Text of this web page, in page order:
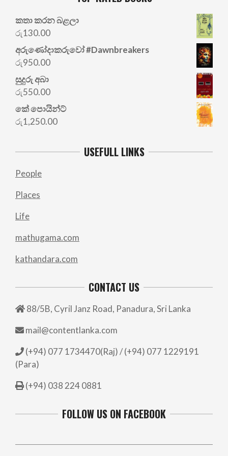
කතා කරන බළලා
රු130.00
අරු‍ණෝදාකරුවෝ #Dawnbreakers
රු950.00
සුදුරු අබා
රු550.00
කේ පොයින්ට්
රු1,250.00
USEFULL LINKS
People
Places
Life
mathugama.com
kathandara.com
CONTACT US
88/5B, Cyril Janz Road, Panadura, Sri Lanka
mail@contentlanka.com
(+94) 077 1734470(Raj) / (+94) 077 1229191
(Para)
(+94) 038 224 0881
FOLLOW US ON FACEBOOK